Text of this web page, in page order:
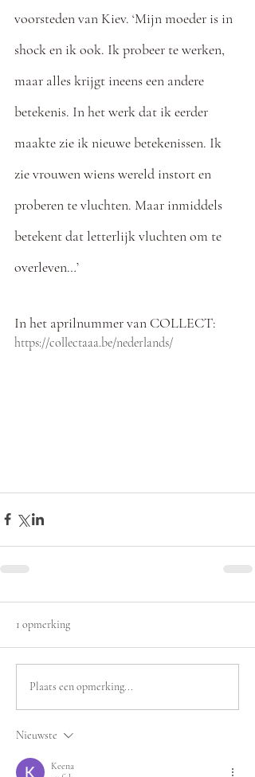
voorsteden van Kiev. ‘Mijn moeder is in
shock en ik ook. Ik probeer te werken,
maar alles krijgt ineens een andere
betekenis. In het werk dat ik eerder
maakte zie ik nieuwe betekenissen. Ik
zie vrouwen wiens wereld instort en
proberen te vluchten. Maar inmiddels
betekent dat letterlijk vluchten om te
overleven…’
In het aprilnummer van COLLECT:
https://collectaaa.be/nederlands/
1 opmerking
Plaats een opmerking...
Nieuwste
Keena